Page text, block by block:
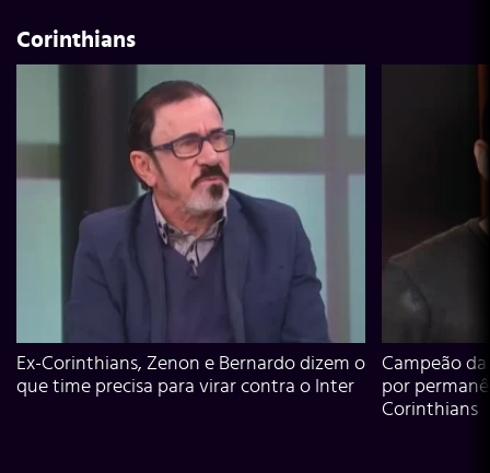
Corinthians
Ex-Corinthians, Zenon e Bernardo dizem o
que time precisa para virar contra o Inter
Campeão
por
Corinthians